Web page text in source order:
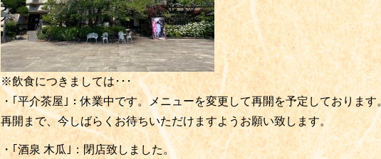
※飲食につきましては･･･
・｢平介茶屋｣：休業中です。メニューを変更して再開を予定しております
再開まで、今しばらくお待ちいただけますようお願い致します。
・｢酒泉 木瓜｣：閉店致しました。